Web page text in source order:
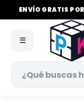
ENVÍO GRATIS
☰